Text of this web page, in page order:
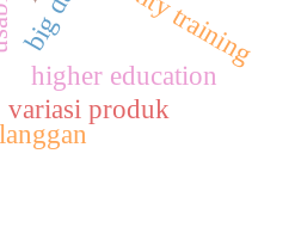
higher education
variasi produk